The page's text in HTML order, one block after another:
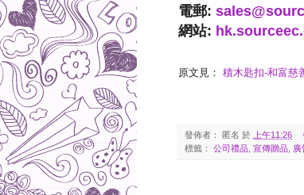
電郵:
網站:
原文見： 積木匙扣-和富慈
發佈者： 匿名 於 上午11:26
標籤： 公司禮品 宣傳贈品 廣